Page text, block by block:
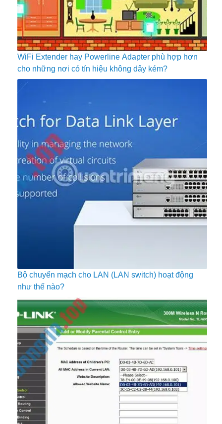
WiFi Extender hay Powerline Adapter phù hợp hơn
cho những nơi có tín hiệu không dây kém?
Bộ chuyển mạch cho LAN (LAN switch) hoạt động
như thế nào?